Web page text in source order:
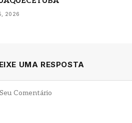
2026
UMA RESPOSTA